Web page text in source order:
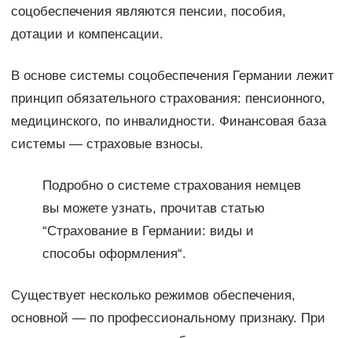
соцобеспечения являются пенсии, пособия,
дотации и компенсации.
В основе системы соцобеспечения Германии лежит
принцип обязательного страхования: пенсионного,
медицинского, по инвалидности. Финансовая база
системы — страховые взносы.
Подробно о системе страхования немцев
вы можете узнать, прочитав статью
“Страхование в Германии: виды и
способы оформления“.
Существует несколько режимов обеспечения,
основной — по профессиональному признаку. При